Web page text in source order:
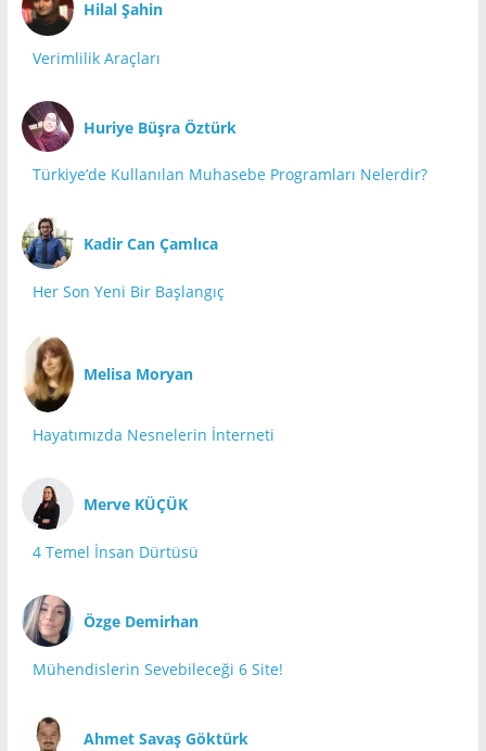
Hilal Şahin
Verimlilik Araçları
Huriye Büşra Öztürk
Türkiye’de Kullanılan Muhasebe Programları Nelerdir?
Kadir Can Çamlıca
Her Son Yeni Bir Başlangıç
Melisa Moryan
Hayatımızda Nesnelerin İnterneti
Merve KÜÇÜK
4 Temel İnsan Dürtüsü
Özge Demirhan
Mühendislerin Sevebileceği 6 Site!
Ahmet Savaş Göktürk